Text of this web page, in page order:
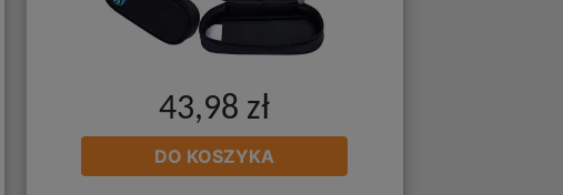
43,98 zł
DO KOSZYKA